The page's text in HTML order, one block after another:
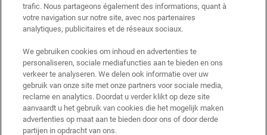
Ce site est protégé par Cloudflare et la politique de confidentialité et les conditions
dutilisation sappliquent.
S’INSCRIRE
Informations sur le fabricant
trafic. Nous partageons également des informations, quant à
votre navigation sur notre site, avec nos partenaires
analytiques, publicitaires et de réseaux sociaux.
We gebruiken cookies om inhoud en advertenties te
personaliseren, sociale mediafuncties aan te bieden en ons
verkeer te analyseren. We delen ook informatie over uw
gebruik van onze site met onze partners voor sociale media,
reclame en analytics. Doordat u verder klikt op deze site
aanvaardt u het gebruik van cookies die het mogelijk maken
advertenties op maat aan te bieden door ons of door derde
partijen in opdracht van ons.